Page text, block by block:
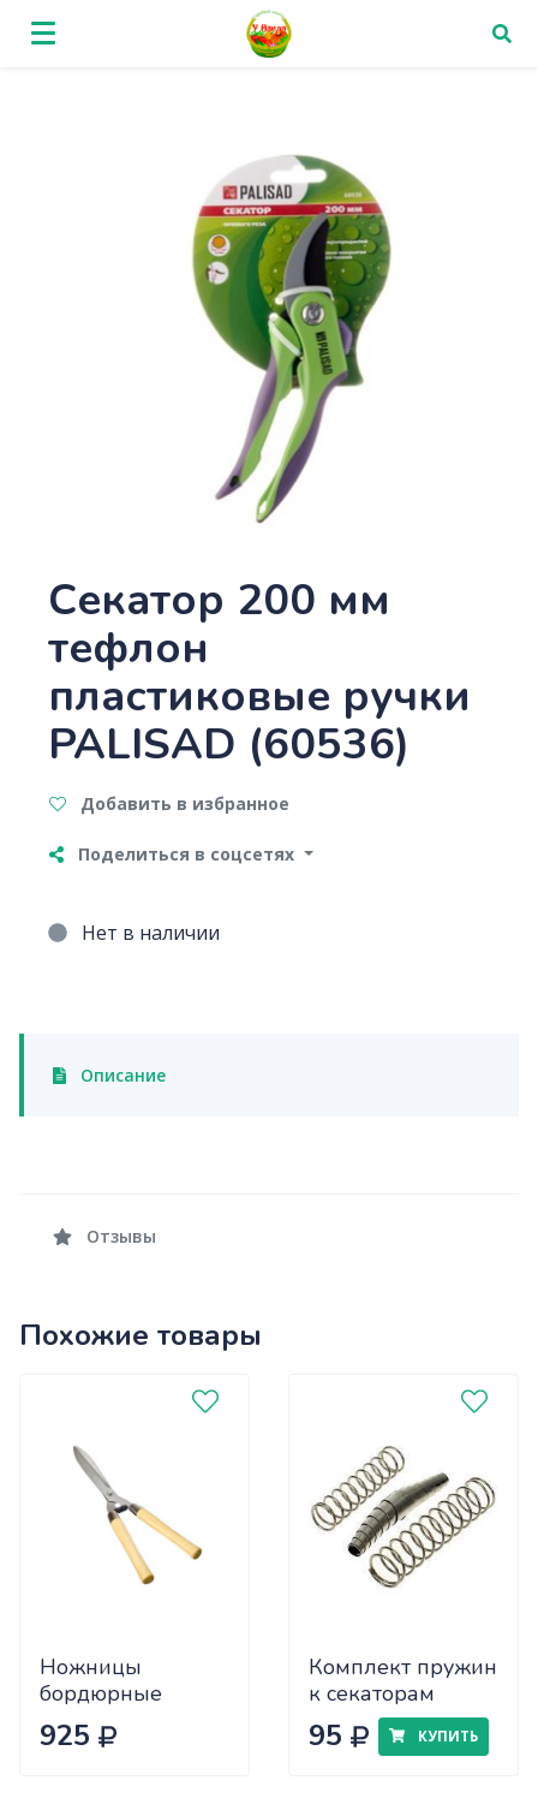
Секатор 200 мм
тефлон
пластиковые ручки
PALISAD (60536)
Добавить в избранное
Поделиться в соцсетях
Нет в наличии
Описание
Отзывы
Похожие товары
Ножницы
бордюрные
8055HD 500мм
х24
925
Комплект пружин
к секаторам
х600
95 КУПИТЬ